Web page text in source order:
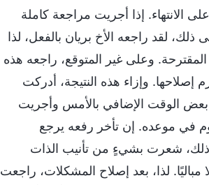
إذا أجريت مراجعة كاملة
لقد راجعه الأخ بريان بالفعل، لذا
وعلى غير المتوقع، راجعه هذه
وإزاء هذه النتيجة، أدركت
الوقت الإضافي بالأمس وأجريت
في موعده. إن تأخر رفعه يرجع
ذلك، شعرت بشيءٍ من تأنيب الذات
لذا، بعد إصلاح المشكلات، راجعت